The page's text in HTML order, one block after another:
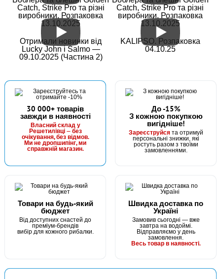
Петлев'яз зелений (за 1шт)
#HGW0001
В наявності
70 грн 4 шт.
КУПИТИ
Інструмент для в'язання петель LOOP TYER
Catch, Strike Pro та різні
виробники. Розпаковка
13.10.2025
Catch, Strike Pro та різні
виробники. Розпаковка
13.10.2025
Отримали новинки від
Lucky John і Salmo —
09.10.2025 (Частина 2)
KALIPSO. Розпаковка
04.10.25
30 000+ товарів
завжди в наявності
Власний склад у
Решетилівці — без
очікування, без відмов.
Ми не дропшипінг, ми
справжній магазин.
До -15%
З кожною покупкою
вигідніше!
Зареєструйсята отримуй
персональні знижки, які
ростуть разом з твоїми
замовленнями.
Товари на будь-який
бюджет
Від доступних снастей до
преміум-брендів
вибір для кожного рибалки.
Швидка доставка по
Україні
Замовив сьогодні — вже
завтра на водоймі.
Відправляємо у день
замовлення.
Весь товар в наявності.